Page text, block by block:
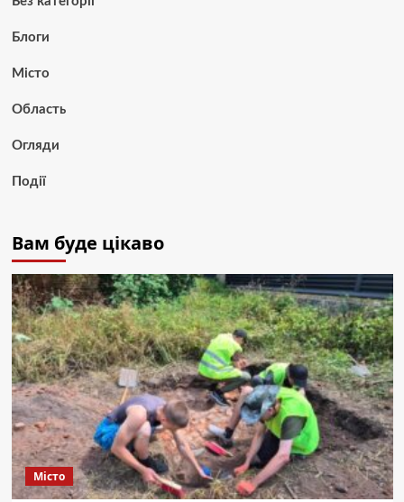
Блоги
Місто
Область
Огляди
Події
Вам буде цікаво
Місто